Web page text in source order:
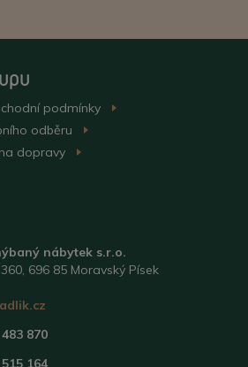
podmínky
odběru
dopravy
nábytek s.r.o.
696 85 Moravský Písek
870
164